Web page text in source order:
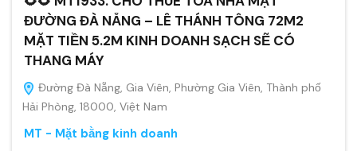
ĐƯỜNG ĐÀ NẴNG – LÊ THÁNH TÔNG 72M2
MẶT TIỀN 5.2M KINH DOANH SẠCH SẼ CÓ
THANG MÁY
Đường Đà Nẵng, Gia Viên, Phường Gia Viên, Thành phố
Hải Phòng, 18000, Việt Nam
MT - Mặt bằng kinh doanh